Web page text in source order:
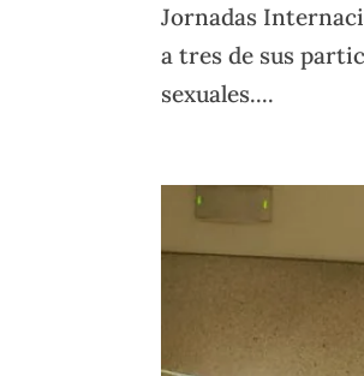
Jornadas
a tres de sus
sexuales....